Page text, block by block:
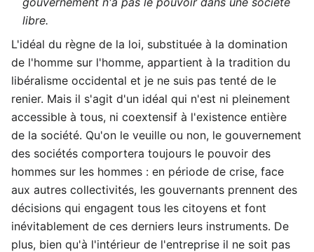
libre.
L'idéal du règne de la loi, substituée à la domination
de l'homme sur l'homme, appartient à la tradition du
libéralisme occidental et je ne suis pas tenté de le
renier. Mais il s'agit d'un idéal qui n'est ni pleinement
accessible à tous, ni coextensif à l'existence entière
de la société. Qu'on le veuille ou non, le gouvernement
des sociétés comportera toujours le pouvoir des
hommes sur les hommes : en période de crise, face
aux autres collectivités, les gouvernants prennent des
décisions qui engagent tous les citoyens et font
inévitablement de ces derniers leurs instruments. De
plus, bien qu'à l'intérieur de l'entreprise il ne soit pas